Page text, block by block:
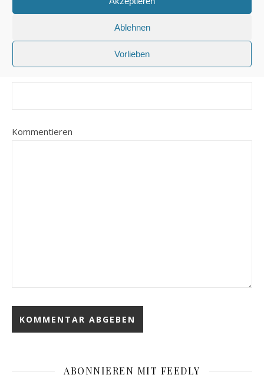
Ablehnen
Vorlieben
E-Mail-Adresse*
Kommentieren
ABONNIEREN MIT FEEDLY